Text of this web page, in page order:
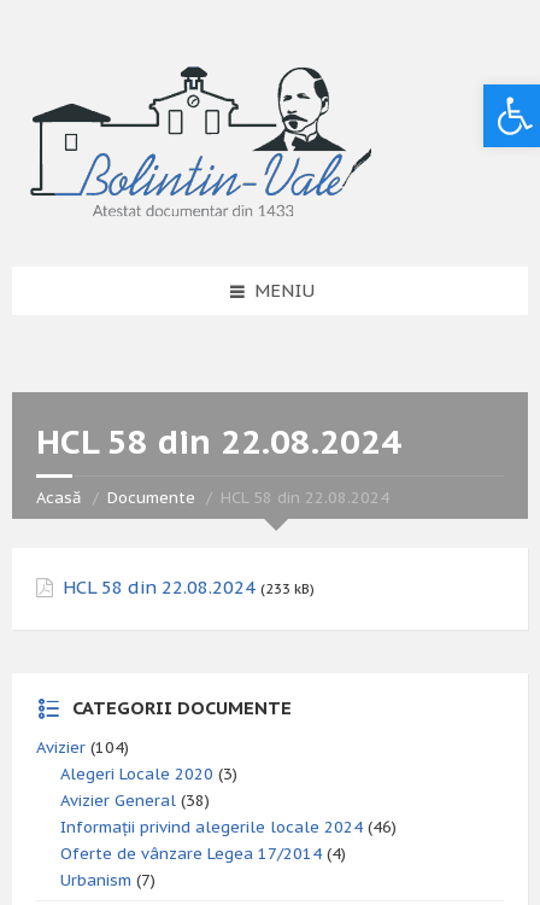
MENIU
HCL 58 din 22.08.2024
Acasă Documente HCL 58 din 22.08.2024
HCL 58 din 22.08.2024 (233 kB)
CATEGORII DOCUMENTE
Avizier (104)
Alegeri Locale 2020 (3)
Avizier General (38)
Informații privind alegerile locale 2024 (46)
Oferte de vânzare Legea 17/2014 (4)
Urbanism (7)
Deschide bara de unelte